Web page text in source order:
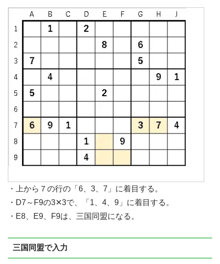
・上から７の行の「6、3、7」に着目する。
・D7～F9の3✕3で、「1、4、9」に着目する。
・E8、E9、F9は、三国同盟になる。
三国同盟で入力